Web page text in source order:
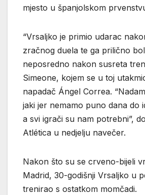
mjesto u španjolskom
“Vrsaljko je primio udarac
zračnog duela te ga prilično
neposredno nakon susreta
Simeone, kojem se u toj
napadač Ángel Correa.
jaki jer nemamo puno dana do
a svi igrači su nam potrebni”,
Atlética u nedjelju navečer.
Nakon što su se crveno-bijeli
Madrid, 30-godišnji Vrsaljko u
trenirao s ostatkom momčadi.